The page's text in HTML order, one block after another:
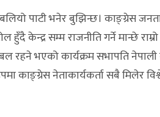
पाटी भनेर बुझिन्छ। काङ्ग्रेस
केन्द्र सम्म राजनीति गर्ने मान्छे
भएको कार्यक्रम सभापति नेपाली
नेताकार्यकर्ता सबै मिलेर